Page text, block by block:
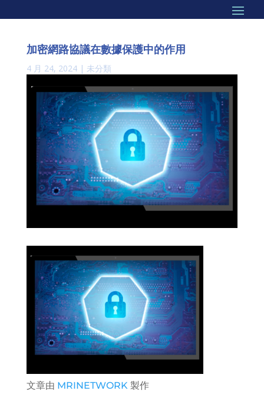
加密網路協議在數據保護中的作用
4 月 24, 2024| 未分類
文章由 MRINETWORK製作